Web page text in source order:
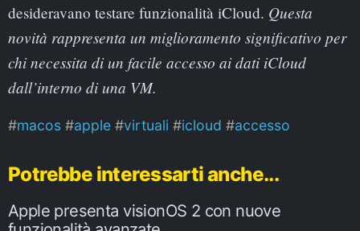
desideravano testare funzionalità iCloud. Questa
novità rappresenta un miglioramento significativo per
chi necessita di un facile accesso ai dati iCloud
dall’interno di una VM.
macos apple virtuali icloud accesso
Potrebbe interessarti anche...
Apple presenta visionOS 2 con nuove